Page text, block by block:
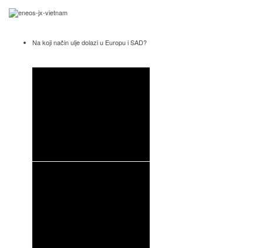
Na koji način ulje dolazi u Europu i SAD?